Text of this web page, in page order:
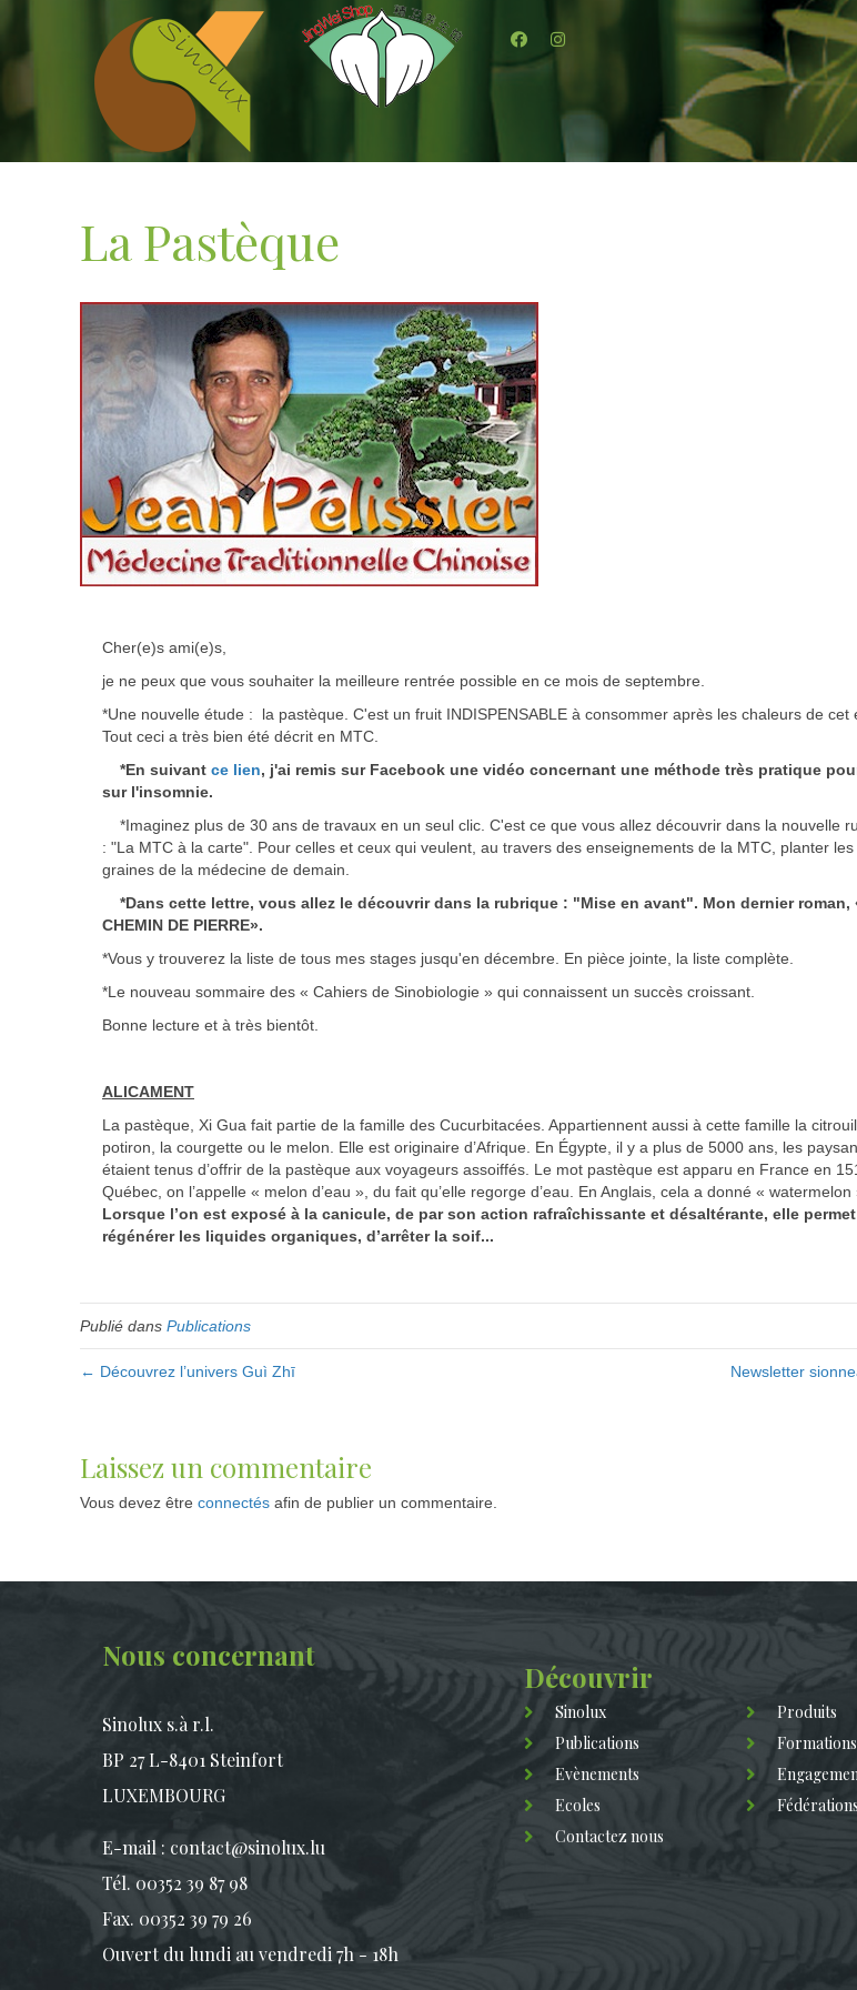
La Pastèque
Cher(e)s ami(e)s,
je ne peux que vous souhaiter la meilleure rentrée possible en ce mois de septembre.
*Une nouvelle étude : la pastèque. C'est un fruit INDISPENSABLE à consommer après les chaleurs de cet
Tout ceci a très bien été décrit en MTC.
*En suivant ce lien, j'ai remis sur Facebook une vidéo concernant une méthode très pratique
sur l'insomnie.
*Imaginez plus de 30 ans de travaux en un seul clic. C'est ce que vous allez découvrir dans la nouvelle
: "La MTC à la carte". Pour celles et ceux qui veulent, au travers des enseignements de la MTC, planter les
graines de la médecine de demain.
*Dans cette lettre, vous allez le découvrir dans la rubrique : "Mise en avant". Mon dernier roman,
CHEMIN DE PIERRE».
*Vous y trouverez la liste de tous mes stages jusqu'en décembre. En pièce jointe, la liste complète.
*Le nouveau sommaire des « Cahiers de Sinobiologie » qui connaissent un succès croissant.
Bonne lecture et à très bientôt.
ALICAMENT
La pastèque, Xi Gua fait partie de la famille des Cucurbitacées. Appartiennent aussi à cette famille la
potiron, la courgette ou le melon. Elle est originaire d’Afrique. En Égypte, il y a plus de 5000 ans, les
étaient tenus d’offrir de la pastèque aux voyageurs assoiffés. Le mot pastèque est apparu en France en
Québec, on l’appelle « melon d’eau », du fait qu’elle regorge d’eau. En Anglais, cela a donné « watermelon
Lorsque l’on est exposé à la canicule, de par son action rafraîchissante et désaltérante, elle
régénérer les liquides organiques, d’arrêter la soif...
Publié dans Publications
← Découvrez l’univers Guì Zhī Newsletter
Laissez un commentaire
Vous devez être connectés afin de publier un commentaire.
Nous concernant
Sinolux s.à r.l.
BP 27 L-8401 Steinfort
LUXEMBOURG
E-mail : contact@sinolux.lu
Tél. 00352 39 87 98
Fax. 00352 39 79 26
Ouvert du lundi au vendredi 7h - 18h
Découvrir
Sinolux
Produits
Publications
Formations
Evènements
Ecoles
Fédérations
Contactez nous